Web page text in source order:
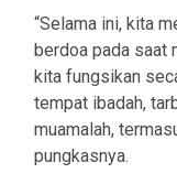
“Selama ini, kita
berdoa pada saat
kita fungsikan
tempat ibadah,
muamalah,
pungkasnya.